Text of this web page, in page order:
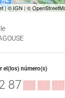
el(los) número(s)
87▒▒ ▒▒ ▒▒